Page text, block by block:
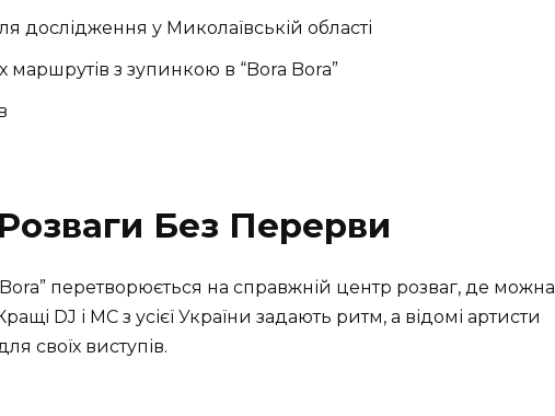
дослідження у Миколаївській області
маршрутів з зупинкою в “Bora Bora”
Без Перерви
перетворюється на справжній центр розваг, де можна
DJ і МС з усієї України задають ритм, а відомі артисти
своїх виступів.